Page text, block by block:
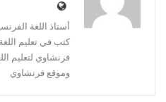
كتب في تعليم
فرنشاوي لتعليم
وموقع فرنشاوي